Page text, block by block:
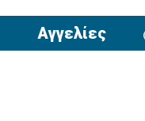
Αγγελίες